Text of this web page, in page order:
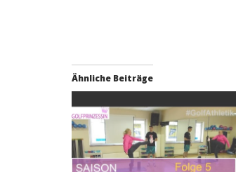
Ähnliche Beiträge